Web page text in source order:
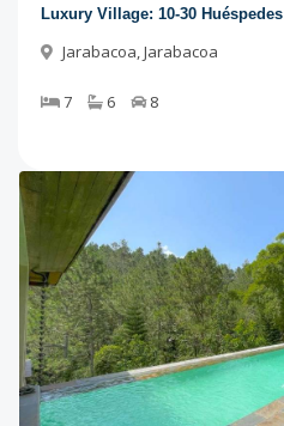
Luxury Village: 10-30 Huéspedes
Jarabacoa,Jarabacoa
7 6 8